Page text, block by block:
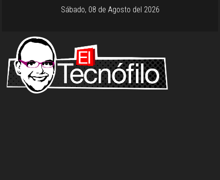
Sábado, 08 de Agosto del 2026